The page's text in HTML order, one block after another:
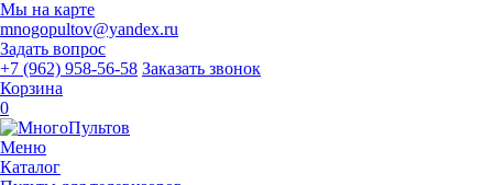
Мы на карте
mnogopultov@yandex.ru
Задать вопрос
+7 (962) 958-56-58 Заказать звонок
Корзина
0
Меню
Каталог